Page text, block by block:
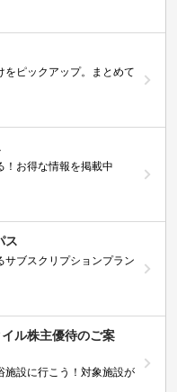
をピックアップ。まとめて
！お得な情報を掲載中
ス
サブスクリプションプラン
イル株主優待のご案
施設に行こう！対象施設が